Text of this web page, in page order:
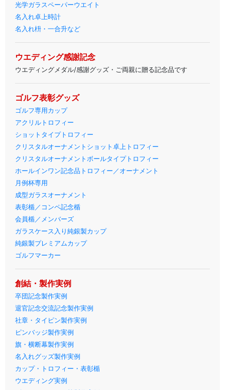
光学ガラスペーパーウエイト
名入れ卓上時計
名入れ枡・一合升など
ウエディング感謝記念
ウエディングメダル/感謝グッズ・ご両親に贈る記念品です
ゴルフ表彰グッズ
ゴルフ専用カップ
アクリルトロフィー
ショットタイプトロフィー
クリスタルオーナメントショット卓上トロフィー
クリスタルオーナメントボールタイプトロフィー
ホールインワン記念品トロフィー／オーナメント
月例杯専用
成型ガラスオーナメント
表彰楯／コンペ記念楯
会員楯／メンバーズ
ガラスケース入り純銀製カップ
純銀製プレミアムカップ
ゴルフマーカー
創結・製作実例
卒団記念製作実例
退官記念交流記念製作実例
社章・タイピン製作実例
ピンバッジ製作実例
旗・横断幕製作実例
名入れグッズ製作実例
カップ・トロフィー・表彰楯
ウエディング実例